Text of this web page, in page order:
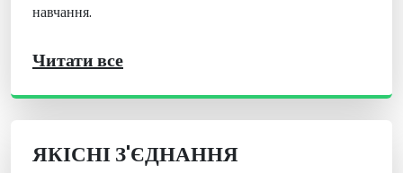
навчання.
Читати все
ЯКІСНІ З'ЄДНАННЯ